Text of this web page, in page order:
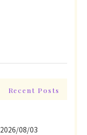
Recent Posts
2026/08/03